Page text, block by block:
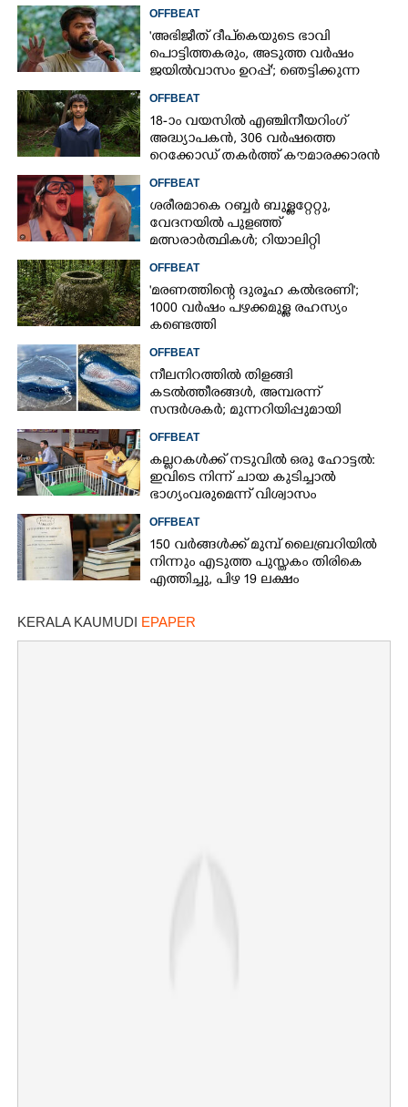
OFFBEAT
'അഭിജീത് ദീപ്‌കെയുടെ ഭാവി
പൊട്ടിത്തകരും, അടുത്ത വർഷം
ജയിൽവാസം ഉറപ്പ്'; ഞെട്ടിക്കുന്ന
OFFBEAT
18-ാം വയസിൽ എഞ്ചിനീയറിംഗ്
അദ്ധ്യാപകൻ, 306 വർഷത്തെ
റെക്കോഡ് തകർത്ത് കൗമാരക്കാരൻ
OFFBEAT
ശരീരമാകെ റബ്ബർ ബുള്ളറ്റേറ്റു,
വേദനയിൽ പുളഞ്ഞ്
മത്സരാർത്ഥികൾ; റിയാലിറ്റി
OFFBEAT
'മരണത്തിന്റെ ദുരൂഹ കൽഭരണി';
1000 വർഷം പഴക്കമുള്ള രഹസ്യം
കണ്ടെത്തി
OFFBEAT
നീലനിറത്തിൽ തിളങ്ങി
കടൽത്തീരങ്ങൾ, അമ്പരന്ന്
സന്ദർശകർ; മുന്നറിയിപ്പുമായി
OFFBEAT
കല്ലറകൾക്ക് നടുവിൽ ഒരു ഹോട്ടൽ:
ഇവിടെ നിന്ന് ചായ കുടിച്ചാൽ
ഭാഗ്യംവരുമെന്ന് വിശ്വാസം
OFFBEAT
150 വർങ്ങൾക്ക് മുമ്പ് ലൈബ്രറിയിൽ
നിന്നും എടുത്ത പുസ്തകം തിരികെ
എത്തിച്ചു,​ പിഴ 19 ലക്ഷം
KERALA KAUMUDI EPAPER